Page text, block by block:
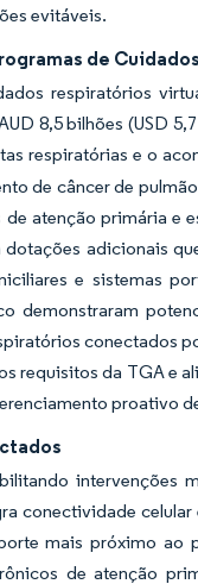
evitáveis.
de
respiratórios
8,5 bilhões (USD
respiratórias e o
de câncer de
atenção primária e
adicionais
e sistemas
conectados
requisitos da TGA e
proativo
intervenções
conectividade
mais próximo ao
de atenção